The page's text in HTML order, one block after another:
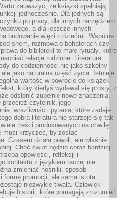
zauważyć, że książki spełniają
jednocześnie. Dla jednych są
po pracy, dla innych narzędziem
a dla jeszcze innych
budowanie więzi z dziećmi. Wspólne
snem, rozmowa o bohaterach czy
do biblioteki to małe rytuały, które
relacje rodzinne. Literatura
do codzienności nie jako szkolny
ale jako naturalna część życia. Istnieje
wartość w powrocie do książek
który kiedyś wydawał się prosty, z
odsłonić zupełnie nowe znaczenia.
przecież czytelnik, jego
wrażliwość i pytania, które zadaje
dobra literatura nie starzeje się tak
treści produkowanych na chwilę.
musi krzyczeć, by zostać
Czasem działa powoli, ale właśnie
Choć świat będzie coraz bardziej
opowieści, refleksji i
kontaktu z językiem raczej nie
zmieniać nośniki, sposób
formę promocji, ale sama istota
niezwykle trwała. Człowiek
historii, które pomagają zrozumieć